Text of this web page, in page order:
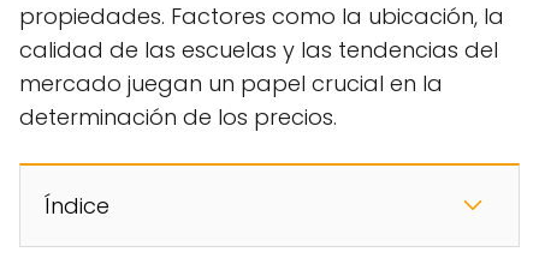
propiedades. Factores como la ubicación, la
calidad de las escuelas y las tendencias del
mercado juegan un papel crucial en la
determinación de los precios.
Índice